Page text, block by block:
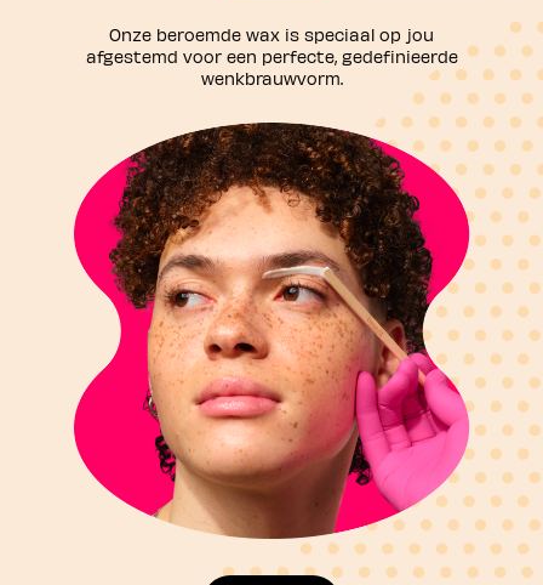
Onze beroemde wax is speciaal op jou
afgestemd voor een perfecte, gedefinieerde
wenkbrauwvorm.